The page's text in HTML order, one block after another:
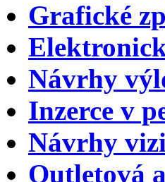
Grafické
Návrhy
Inzerce v
Návrhy
Outletová